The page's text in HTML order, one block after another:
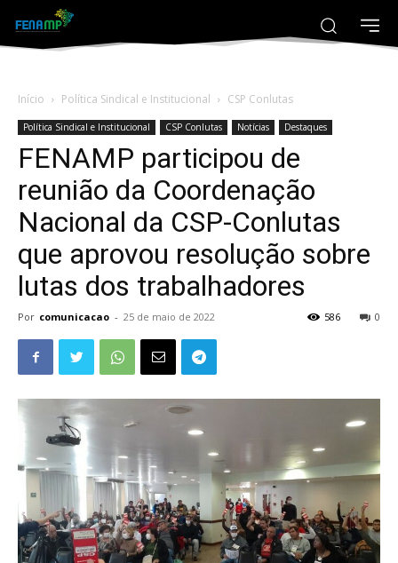
Início Política Sindical e Institucional CSP Conlutas
Política Sindical e Institucional CSP Conlutas Notícias Destaques
FENAMP participou de
reunião da Coordenação
Nacional da CSP-Conlutas
que aprovou resolução sobre
lutas dos trabalhadores
Por comunicacao - 25 de maio de 2022 0
586